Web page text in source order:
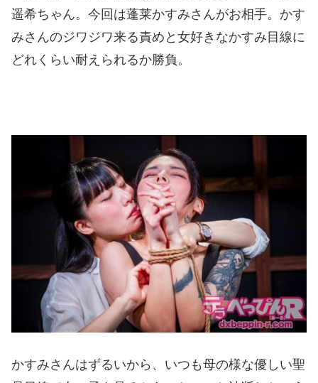
遥希ちゃん。今回は蓬莱かすみさんがお相手。かす
みさんのジワジワ来る責めと女好きなかすみ目線に
どれくらい耐えられるか勝負。
かすみさんはずるいから、いつも母の様な優しい聖